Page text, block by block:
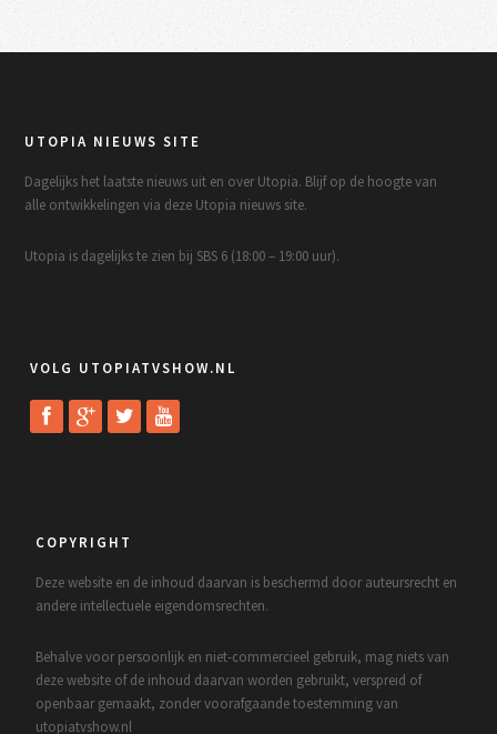
UTOPIA NIEUWS SITE
Dagelijks het laatste nieuws uit en over Utopia. Blijf op de hoogte van
alle ontwikkelingen via deze Utopia nieuws site.
Utopia is dagelijks te zien bij SBS 6 (18:00 – 19:00 uur).
VOLG UTOPIATVSHOW.NL
COPYRIGHT
Deze website en de inhoud daarvan is beschermd door auteursrecht en
andere intellectuele eigendomsrechten.
Behalve voor persoonlijk en niet-commercieel gebruik, mag niets van
deze website of de inhoud daarvan worden gebruikt, verspreid of
openbaar gemaakt, zonder voorafgaande toestemming van
utopiatvshow.nl